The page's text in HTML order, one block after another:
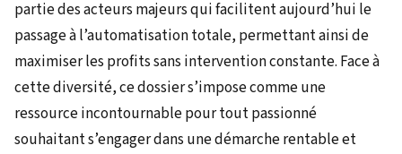
partie des acteurs majeurs qui facilitent aujourd’hui le
passage à l’automatisation totale, permettant ainsi de
maximiser les profits sans intervention constante. Face à
cette diversité, ce dossier s’impose comme une
ressource incontournable pour tout passionné
souhaitant s’engager dans une démarche rentable et